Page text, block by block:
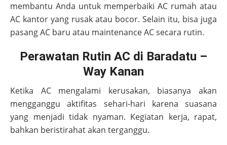
membantu Anda untuk memperbaiki AC rumah atau
AC kantor yang rusak atau bocor. Selain itu, bisa juga
pasang AC baru atau maintenance AC secara rutin.
Perawatan Rutin AC di Baradatu –
Way Kanan
Ketika AC mengalami kerusakan, biasanya akan
mengganggu aktifitas sehari-hari karena suasana
yang menjadi tidak nyaman. Kegiatan kerja, rapat,
bahkan beristirahat akan terganggu.